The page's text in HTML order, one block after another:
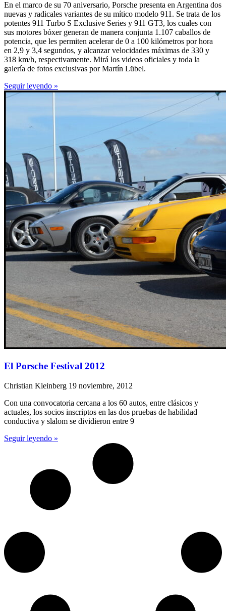
En el marco de su 70 aniversario, Porsche presenta en Argentina dos
nuevas y radicales variantes de su mítico modelo 911. Se trata de los
potentes 911 Turbo S Exclusive Series y 911 GT3, los cuales con
sus motores bóxer generan de manera conjunta 1.107 caballos de
potencia, que les permiten acelerar de 0 a 100 kilómetros por hora
en 2,9 y 3,4 segundos, y alcanzar velocidades máximas de 330 y
318 km/h, respectivamente. Mirá los videos oficiales y toda la
galería de fotos exclusivas por Martín Lübel.
Seguir leyendo »
El Porsche Festival 2012
Christian Kleinberg 19 noviembre, 2012
Con una convocatoria cercana a los 60 autos, entre clásicos y
actuales, los socios inscriptos en las dos pruebas de habilidad
conductiva y slalom se dividieron entre 9
Seguir leyendo »